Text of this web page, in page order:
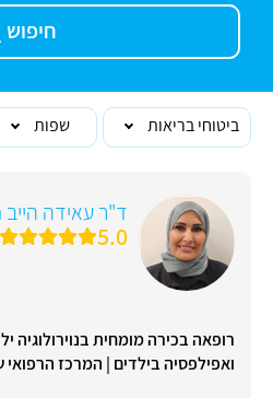
חיפוש
ביטוחי בריאות שפות
ד"ר עאידה הייב
5.0
רופאה בכירה מומחית בנוירולוגיה
ואפילפסיה בילדים | המרכז הרפואי